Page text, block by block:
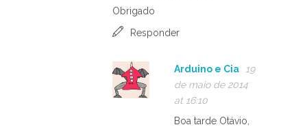
Obrigado
Responder
Arduino e Cia
19
de maio de 2014
at 16:10
Boa tarde Otávio,